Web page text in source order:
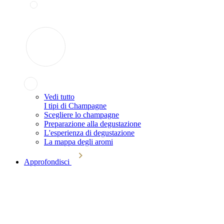
Vedi tutto
I tipi di Champagne
Scegliere lo champagne
Preparazione alla degustazione
L'esperienza di degustazione
La mappa degli aromi
Approfondisci